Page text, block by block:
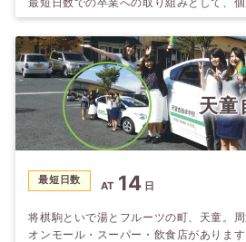
握して遅れの兆候のある方には、教え方
どの対応をしています。学校は、さくら
ぐ。近くにコンビニやイオンもあり、フ
富。ドラッグや家電、ユニクロなどなど
天童
最短日数 AT 14 日
将棋駒といで湯とフルーツの町、天童。
オンモール・スーパー・飲食店がありま